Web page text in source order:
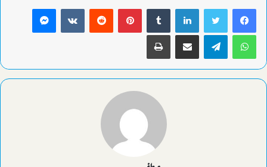
لينكدإن بينتيريست ماسنجر
واتساب تيلقرام مشاركة عبر البريد طباعة